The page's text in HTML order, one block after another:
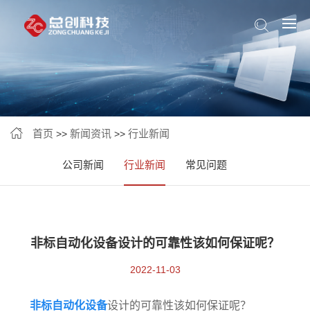
首页 >> 新闻资讯 >> 行业新闻
公司新闻 行业新闻 常见问题
非标自动化设备设计的可靠性该如何保证呢？
2022-11-03
非标自动化设备设计的可靠性该如何保证呢？